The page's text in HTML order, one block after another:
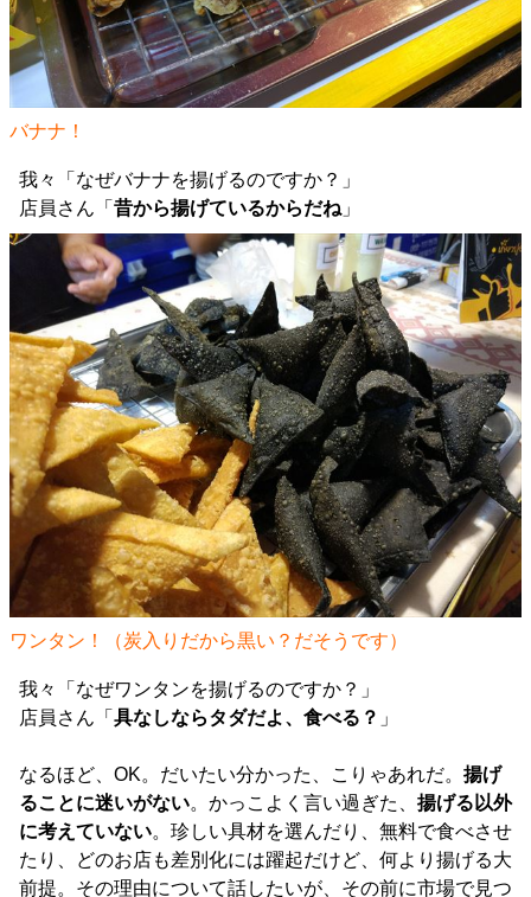
バナナ！
我々「なぜバナナを揚げるのですか？」
店員さん「 昔から揚げているからだね 」
ワンタン！（炭入りだから黒い？だそうです）
我々「なぜワンタンを揚げるのですか？」
店員さん「 具なしならタダだよ、食べる？ 」
なるほど、OK。だいたい分かった、こりゃあれだ。 揚げ
ることに迷いがない。かっこよく言い過ぎた、 揚げる以外
に考えていない。珍しい具材を選んだり、無料で食べさせ
たり、どのお店も差別化には躍起だけど、何より揚げる大
前提。その理由について話したいが、その前に市場で見つ